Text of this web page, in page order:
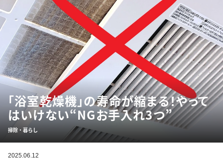
「浴室乾燥機」の寿命が縮まる！やって
はいけない“NGお手入れ3つ”
掃除・暮らし
2025.06.12